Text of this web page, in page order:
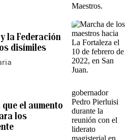
la Federación
disímiles
el aumento
los